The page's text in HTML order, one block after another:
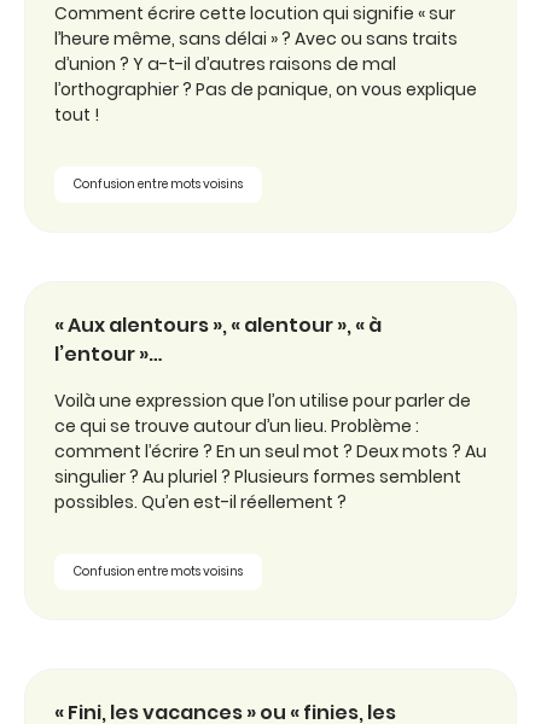
Comment écrire cette locution qui signifie « sur
l’heure même, sans délai » ? Avec ou sans traits
d’union ? Y a-t-il d’autres raisons de mal
l’orthographier ? Pas de panique, on vous explique
tout !
Confusion entre mots voisins
« Aux alentours », « alentour », « à
l’entour »…
Voilà une expression que l’on utilise pour parler de
ce qui se trouve autour d’un lieu. Problème :
comment l’écrire ? En un seul mot ? Deux mots ? Au
singulier ? Au pluriel ? Plusieurs formes semblent
possibles. Qu’en est-il réellement ?
Confusion entre mots voisins
« Fini, les vacances » ou « finies, les